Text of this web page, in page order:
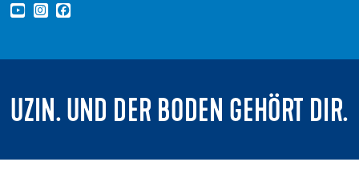
UZIN. UND DER BODEN GEHÖRT DIR.